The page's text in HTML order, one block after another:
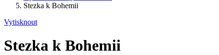
Stezka k Bohemii
Vytisknout
Stezka k Bohemii